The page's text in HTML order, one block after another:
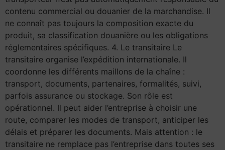
contenu commercial ou douanier de la marchandise. Il
ne connaît pas toujours la composition exacte du
produit, sa classification douanière ou les obligations
réglementaires spécifiques. 4. Le transitaire Le
transitaire organise l’expédition internationale. Il
coordonne les différents maillons de la chaîne :
transport, documents, partenaires, formalités, suivi,
parfois assurance ou stockage. Son rôle est
opérationnel. Il peut aider l’entreprise à choisir une
route, comparer les modes de transport, anticiper les
délais et préparer les documents. Mais attention : le
transitaire ne remplace pas l’entreprise dans toutes ses